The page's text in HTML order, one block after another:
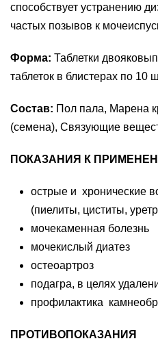
способствует устранению
частых позывов к
Форма: Таблетки
таблеток в блистерах по 10
Состав: Пол пала, Марена
(семена), Связующие
ПОКАЗАНИЯ К
острые и хронические
(пиелиты, циститы,
мочекаменная болезнь
мочекислый диатез
остеоартроз
подагра, в целях
профилактика
ПРОТИВОПОКАЗАНИЯ